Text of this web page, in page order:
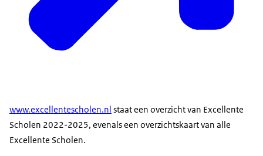
www.excellentescholen.nl staat een overzicht van Excellente
Scholen 2022-2025, evenals een overzichtskaart van alle
Excellente Scholen.